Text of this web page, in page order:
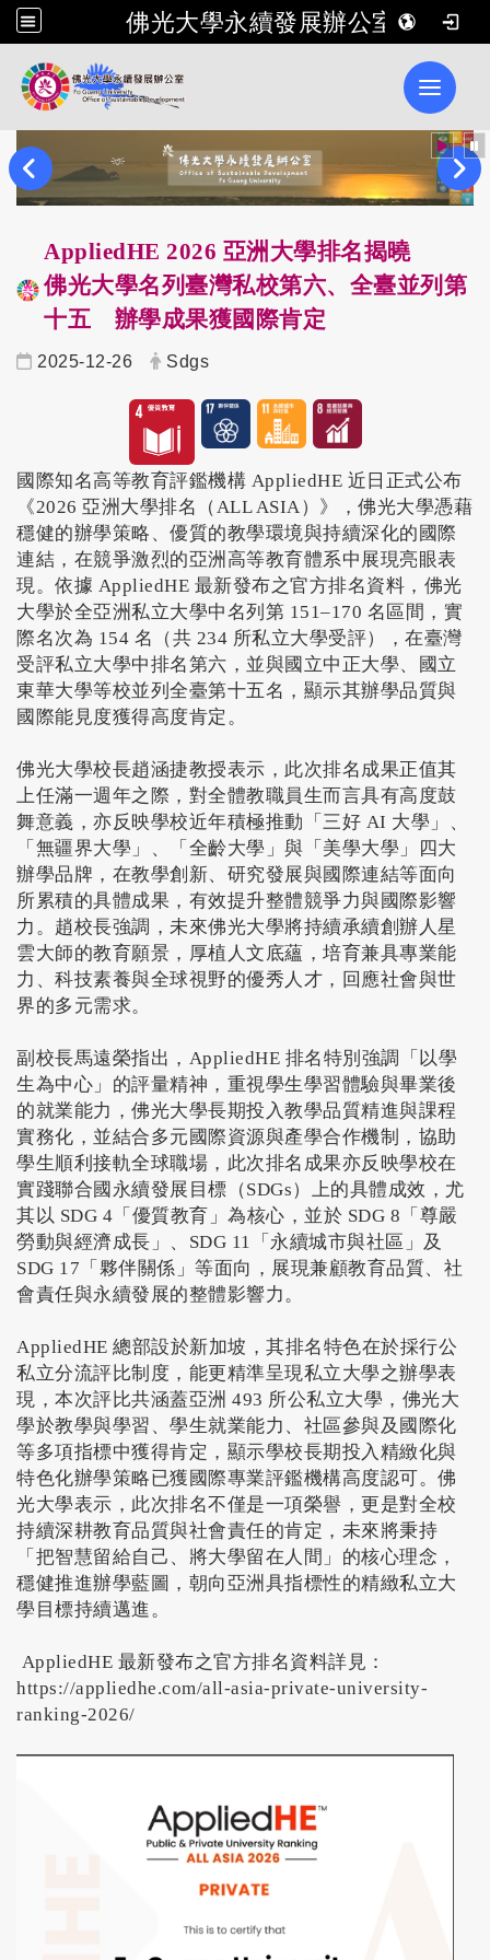
佛光大學永續發展辦公室
Toggle
AppliedHE 2026 亞洲大學排名揭曉
佛光大學名列臺灣私校第六、全臺並列第
十五 辦學成果獲國際肯定
2025-12-26 Sdgs
國際知名高等教育評鑑機構 AppliedHE 近日正式公布
《2026 亞洲大學排名（ALL ASIA）》，佛光大學憑藉
穩健的辦學策略、優質的教學環境與持續深化的國際
連結，在競爭激烈的亞洲高等教育體系中展現亮眼表
現。依據 AppliedHE 最新發布之官方排名資料，佛光
大學於全亞洲私立大學中名列第 151–170 名區間，實
際名次為 154 名（共 234 所私立大學受評），在臺灣
受評私立大學中排名第六，並與國立中正大學、國立
東華大學等校並列全臺第十五名，顯示其辦學品質與
國際能見度獲得高度肯定。
佛光大學校長趙涵捷教授表示，此次排名成果正值其
上任滿一週年之際，對全體教職員生而言具有高度鼓
舞意義，亦反映學校近年積極推動「三好 AI 大學」、
「無疆界大學」、「全齡大學」與「美學大學」四大
辦學品牌，在教學創新、研究發展與國際連結等面向
所累積的具體成果，有效提升整體競爭力與國際影響
力。趙校長強調，未來佛光大學將持續承續創辦人星
雲大師的教育願景，厚植人文底蘊，培育兼具專業能
力、科技素養與全球視野的優秀人才，回應社會與世
界的多元需求。
副校長馬遠榮指出，AppliedHE 排名特別強調「以學
生為中心」的評量精神，重視學生學習體驗與畢業後
的就業能力，佛光大學長期投入教學品質精進與課程
實務化，並結合多元國際資源與產學合作機制，協助
學生順利接軌全球職場，此次排名成果亦反映學校在
實踐聯合國永續發展目標（SDGs）上的具體成效，尤
其以 SDG 4「優質教育」為核心，並於 SDG 8「尊嚴
勞動與經濟成長」、SDG 11「永續城市與社區」及
SDG 17「夥伴關係」等面向，展現兼顧教育品質、社
會責任與永續發展的整體影響力。
AppliedHE 總部設於新加坡，其排名特色在於採行公
私立分流評比制度，能更精準呈現私立大學之辦學表
現，本次評比共涵蓋亞洲 493 所公私立大學，佛光大
學於教學與學習、學生就業能力、社區參與及國際化
等多項指標中獲得肯定，顯示學校長期投入精緻化與
特色化辦學策略已獲國際專業評鑑機構高度認可。佛
光大學表示，此次排名不僅是一項榮譽，更是對全校
持續深耕教育品質與社會責任的肯定，未來將秉持
「把智慧留給自己、將大學留在人間」的核心理念，
穩健推進辦學藍圖，朝向亞洲具指標性的精緻私立大
學目標持續邁進。
AppliedHE 最新發布之官方排名資料詳見：
https://appliedhe.com/all-asia-private-university-
ranking-2026/